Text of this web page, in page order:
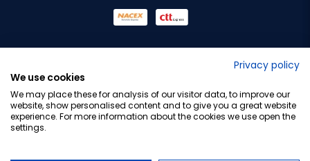
Privacy policy
We use cookies
We may place these for analysis of our visitor data, to improve our
website, show personalised content and to give you a great website
experience. For more information about the cookies we use open the
settings.